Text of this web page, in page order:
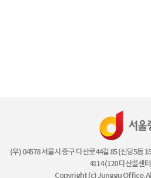
(우) 04578 서울시 중구 다산로44길 85 (신당5동
4114 (120 다산콜센
Copyright (c) Junggu Office.